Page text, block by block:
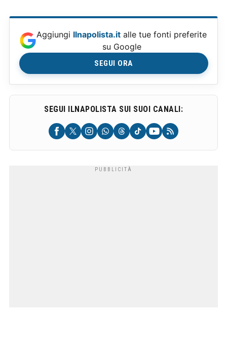
Aggiungi Ilnapolista.it alle tue fonti preferite
su Google
SEGUI ORA
SEGUI ILNAPOLISTA SUI SUOI CANALI: